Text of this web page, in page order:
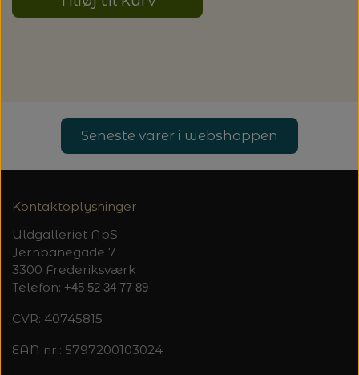
Seneste varer i webshoppen
Kontaktoplysninger
Uldgalleriet ApS
Jernbanegade 7
3300 Frederiksværk
Telefon: +45 52 34 77 89
CVR: 40745815
EAN nr.: 5797200103024